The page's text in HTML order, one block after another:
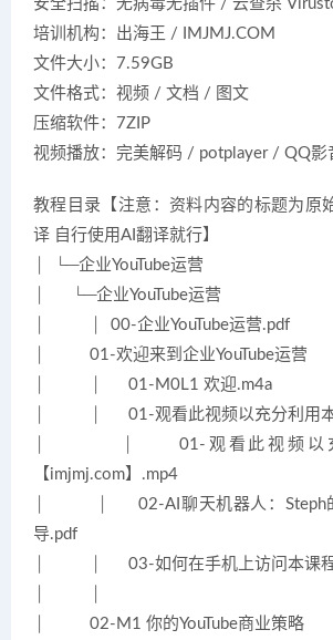
安全扫描：无病毒无插件 / 云查杀
培训机构：出海王 / IMJMJ.COM
文件大小：7.59GB
文件格式：视频 / 文档 / 图文
压缩软件：7ZIP
视频播放：完美解码 / potplayer / QQ影
教程目录【注意：资料内容的标题为原
译 自行使用AI翻译就行】
│ └─企业YouTube运营
│ └─企业YouTube运营
│ │ 00-企业YouTube运营.pdf
│ 01-欢迎来到企业YouTube运营
│ │ 01-M0L1 欢迎.m4a
│ │ 01-观看此视频以充分利用本
│ │ 01-观看此视频以充
【imjmj.com】.mp4
│ │ 02-AI聊天机器人：Steph的
导.pdf
│ │ 03-如何在手机上访问本课
│ 02-M1 你的YouTube商业策略